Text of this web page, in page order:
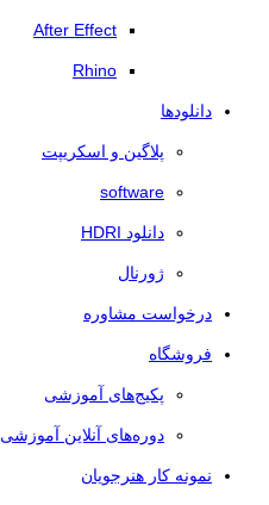
After Effect
Rhino
دانلودها
پلاگین و اسکریپت
software
دانلود HDRI
ژورنال
درخواست مشاوره
فروشگاه
پکیج‌های آموزشی
دوره‌های آنلاین آموزشی
نمونه کار هنرجویان